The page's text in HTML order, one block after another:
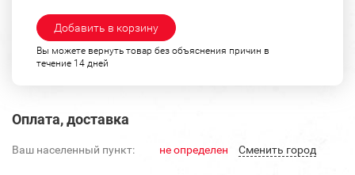
Добавить в корзину
Вы можете вернуть товар без объяснения причин в
течение 14 дней
Оплата, доставка
Ваш населенный пункт: не определен Cменить город